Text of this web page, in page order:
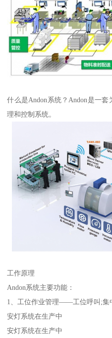
什么是Andon系统？Andon是一
理和控制系统。
工作原理
Andon系统主要功能：
1、工位作业管理——工位呼叫;集
安灯系统在生产中
安灯系统在生产中